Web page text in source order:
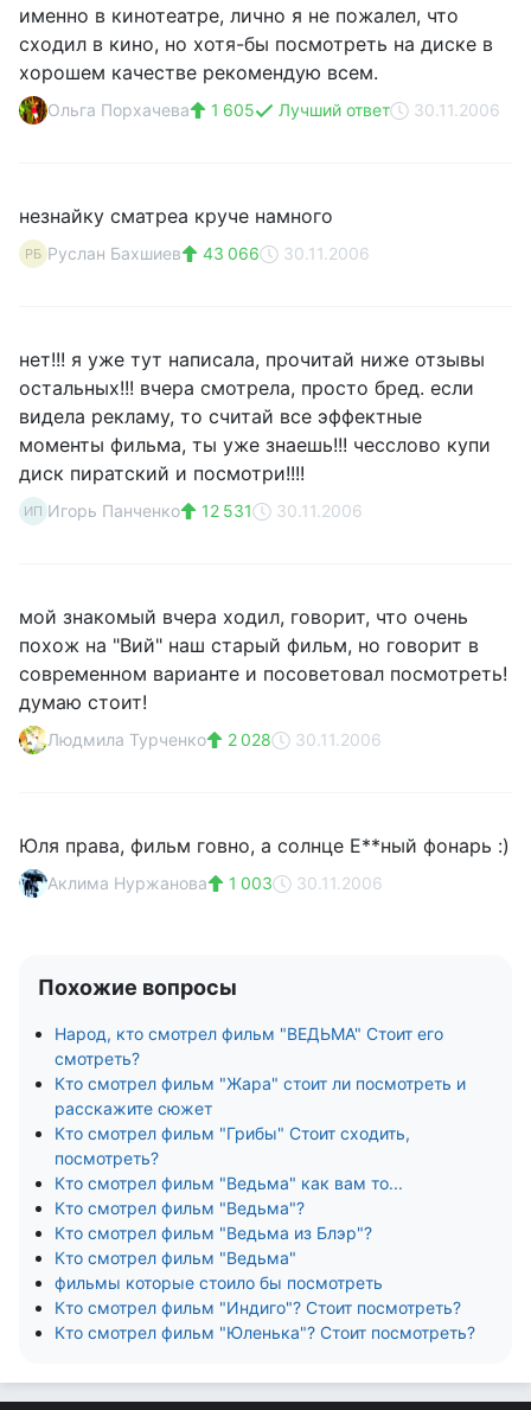
именно в кинотеатре, лично я не пожалел, что
сходил в кино, но хотя-бы посмотреть на диске в
хорошем качестве рекомендую всем.
Ольга Порхачева 1 605 Лучший ответ 30.11.2006
незнайку сматреа круче намного
РБ Руслан Бахшиев 43 066 30.11.2006
нет!!! я уже тут написала, прочитай ниже отзывы
остальных!!! вчера смотрела, просто бред. если
видела рекламу, то считай все эффектные
моменты фильма, ты уже знаешь!!! чесслово купи
диск пиратский и посмотри!!!!
ИП Игорь Панченко 12 531 30.11.2006
мой знакомый вчера ходил, говорит, что очень
похож на "Вий" наш старый фильм, но говорит в
современном варианте и посоветовал посмотреть!
думаю стоит!
Людмила Турченко 2 028 30.11.2006
Юля права, фильм говно, а солнце Е**ный фонарь :)
Аклима Нуржанова 1 003 30.11.2006
Похожие вопросы
Народ, кто смотрел фильм "ВЕДЬМА" Стоит его
смотреть?
Кто смотрел фильм "Жара" стоит ли посмотреть и
расскажите сюжет
Кто смотрел фильм "Грибы" Стоит сходить,
посмотреть?
Кто смотрел фильм "Ведьма" как вам то...
Кто смотрел фильм "Ведьма"?
Кто смотрел фильм "Ведьма из Блэр"?
Кто смотрел фильм "Ведьма"
фильмы которые стоило бы посмотреть
Кто смотрел фильм "Индиго"? Стоит посмотреть?
Кто смотрел фильм "Юленька"? Стоит посмотреть?